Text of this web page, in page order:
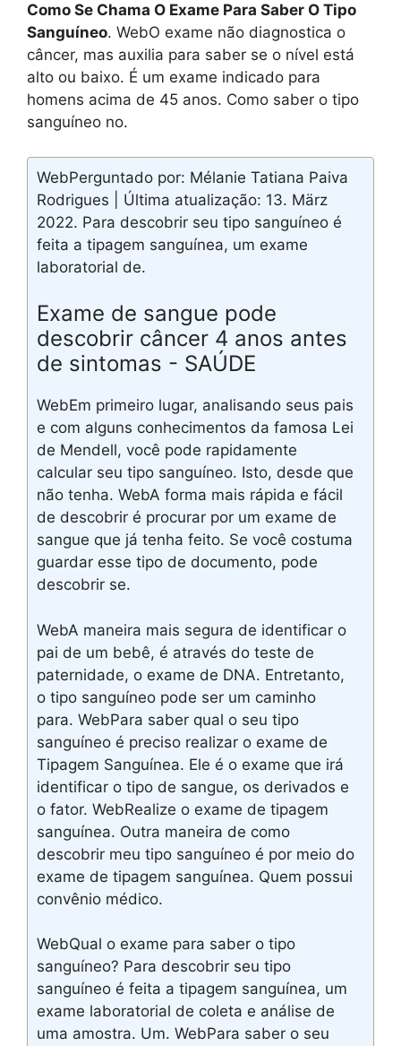
Como Se Chama O Exame Para Saber O Tipo
Sanguíneo. WebO exame não diagnostica o
câncer, mas auxilia para saber se o nível está
alto ou baixo. É um exame indicado para
homens acima de 45 anos. Como saber o tipo
sanguíneo no.
WebPerguntado por: Mélanie Tatiana Paiva
Rodrigues | Última atualização: 13. März
2022. Para descobrir seu tipo sanguíneo é
feita a tipagem sanguínea, um exame
laboratorial de.
Exame de sangue pode
descobrir câncer 4 anos antes
de sintomas - SAÚDE
WebEm primeiro lugar, analisando seus pais
e com alguns conhecimentos da famosa Lei
de Mendell, você pode rapidamente
calcular seu tipo sanguíneo. Isto, desde que
não tenha. WebA forma mais rápida e fácil
de descobrir é procurar por um exame de
sangue que já tenha feito. Se você costuma
guardar esse tipo de documento, pode
descobrir se.
WebA maneira mais segura de identificar o
pai de um bebê, é através do teste de
paternidade, o exame de DNA. Entretanto,
o tipo sanguíneo pode ser um caminho
para. WebPara saber qual o seu tipo
sanguíneo é preciso realizar o exame de
Tipagem Sanguínea. Ele é o exame que irá
identificar o tipo de sangue, os derivados e
o fator. WebRealize o exame de tipagem
sanguínea. Outra maneira de como
descobrir meu tipo sanguíneo é por meio do
exame de tipagem sanguínea. Quem possui
convênio médico.
WebQual o exame para saber o tipo
sanguíneo? Para descobrir seu tipo
sanguíneo é feita a tipagem sanguínea, um
exame laboratorial de coleta e análise de
uma amostra. Um. WebPara saber o seu